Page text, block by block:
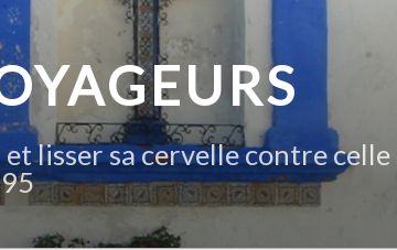
lisser sa cervelle contre